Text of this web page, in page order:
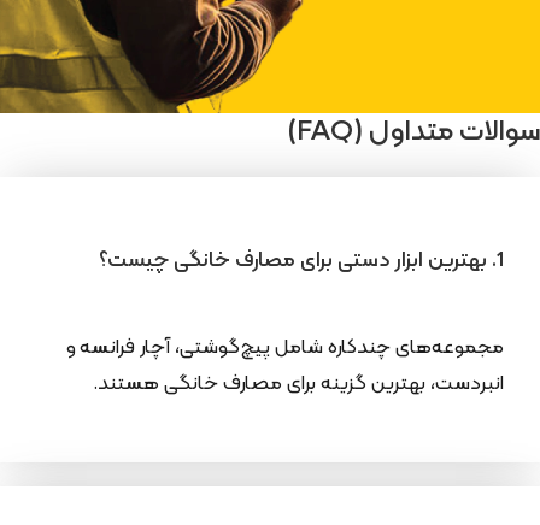
سوالات متداول (FAQ)
1. بهترین ابزار دستی برای مصارف خانگی چیست؟
مجموعه‌های چندکاره شامل پیچ‌گوشتی، آچار فرانسه و
انبردست، بهترین گزینه برای مصارف خانگی هستند.